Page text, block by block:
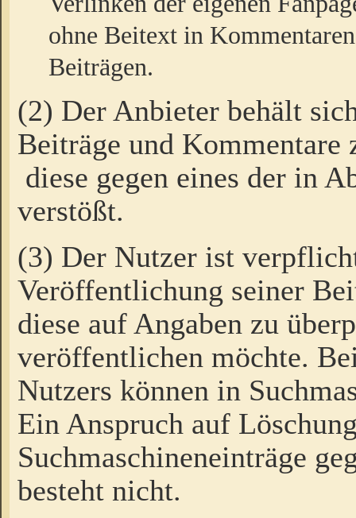
ohne Beitext in
Beiträgen.
(2) Der Anbieter behält
Beiträge und Kommentare
diese gegen eines der in
verstößt.
(3) Der Nutzer ist
Veröffentlichung seiner
diese auf Angaben zu
veröffentlichen möchte.
Nutzers können in
Ein Anspruch auf
Suchmaschineneinträge
besteht nicht.